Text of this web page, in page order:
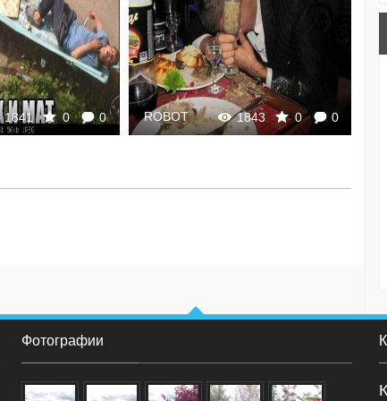
1841 0 0 1843 0 0
ROBOT
Фотографии